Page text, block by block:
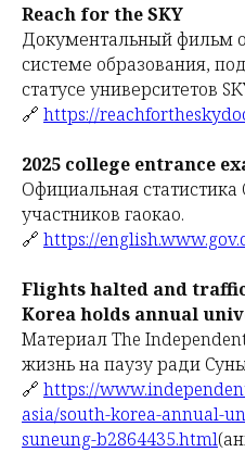
Reach for the SKY
Документальный фильм
системе образования,
статусе университетов
🔗 https://
2025 college entrance
Официальная статистика
участников гаокао.
🔗 https://
Flights halted and
Korea holds annual
Материал The
жизнь на паузу ради
🔗 https://
asia/south-korea-annual-
suneung-b2864435.html